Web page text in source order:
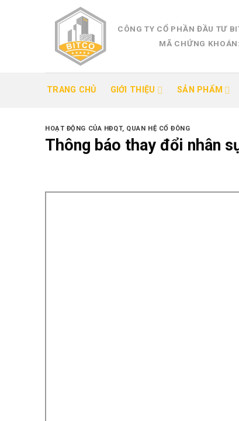
CÔNG TY CỔ PHẦN ĐẦU TƯ
MÃ CHỨNG
TRANG CHỦ GIỚI THIỆU SẢN PHẨM
HOẠT ĐỘNG CỦA HĐQT, QUAN HỆ CỔ ĐÔNG
Thông báo thay đổi nhân